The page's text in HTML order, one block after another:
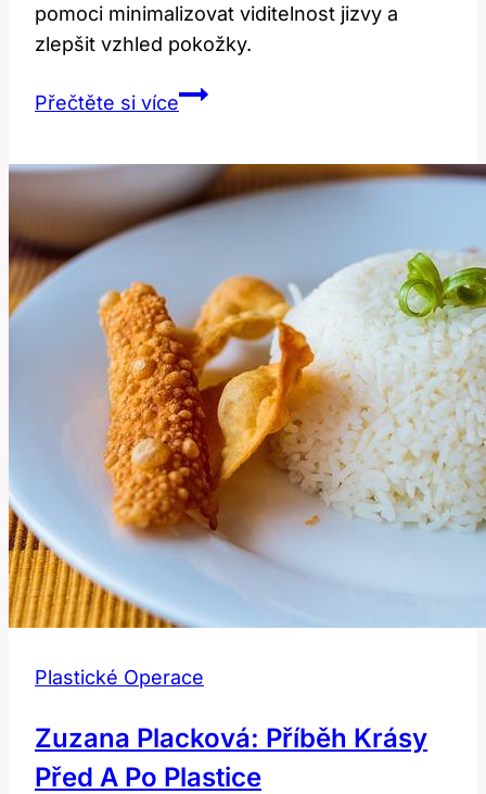
pomoci minimalizovat viditelnost jizvy a
zlepšit vzhled pokožky.
Přečtěte si vícePlastika
a
efektivní
léčby
Plastické Operace
Zuzana Placková: Příběh Krásy
Před A Po Plastice